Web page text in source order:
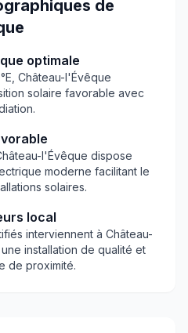
de
optimale
°E, Château-l'Évêque
solaire favorable avec
l'Évêque dispose
moderne facilitant le
solaires.
local
interviennent à Château-
une installation de qualité et
de proximité.